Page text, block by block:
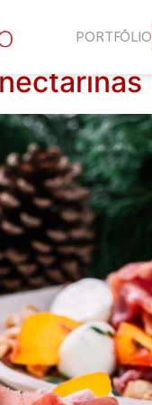
PORTFÓLIO